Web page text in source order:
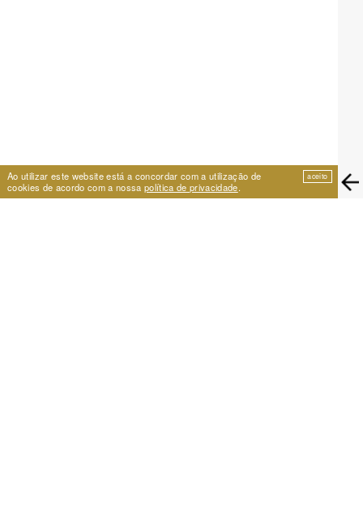
Ao utilizar este website está a concordar com a utilização de
cookies de acordo com a nossapolítica de privacidade.
aceito